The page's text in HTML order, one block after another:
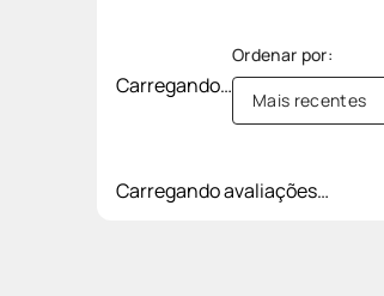
Carregando…
Mais recentes
Carregando avaliações…